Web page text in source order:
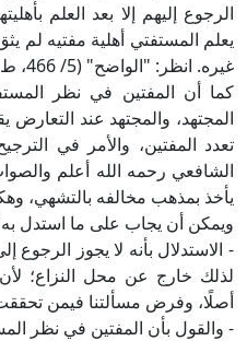
الرجوع إليهم إلا بعد العلم
يعلم المستفتي أهلية مفتيه لم
غيره. انظر: "الواضح" (5/ 466، ط. مؤسسة الرسالة).
كما أن المفتين في نظر
المجتهد، والمجتهد عند
تعدد المفتين، والأمر في
الشافعي رحمه الله أعلم
يأخذ بمذهب مخالفه بالتشهي،
ويمكن أن يجاب على ما استدل به
- الاستدلال بأنه لا يجوز الرجوع
لذلك خارج عن محل النزاع؛ لأن
أصلًا، وفرض مسألتنا فيمن
- والقول بأن المفتين في نظر